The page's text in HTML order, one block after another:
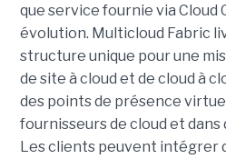
que service fournie via
évolution. Multicloud Fabric
structure unique pour une
de site à cloud et de cloud à
des points de présence
fournisseurs de cloud et
Les clients peuvent intégrer